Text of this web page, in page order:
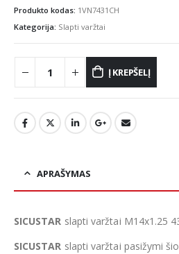
Produkto kodas: 1VN7431CH
Kategorija: Slapti varžtai
Į KREPŠELĮ
APRAŠYMAS
SICUSTAR slapti varžtai M14x1.25
SICUSTAR slapti varžtai pasižymi